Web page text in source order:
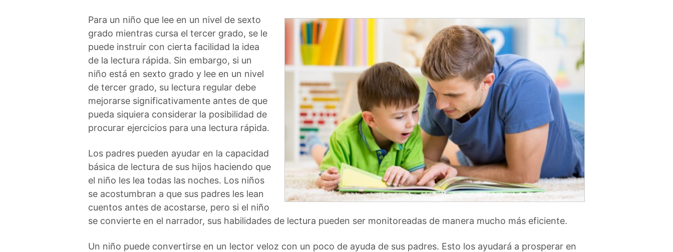
Para un niño que lee en un nivel de sexto
grado mientras cursa el tercer grado, se le
puede instruir con cierta facilidad la idea
de la lectura rápida. Sin embargo, si un
niño está en sexto grado y lee en un nivel
de tercer grado, su lectura regular debe
mejorarse significativamente antes de que
pueda siquiera considerar la posibilidad de
procurar ejercicios para una lectura rápida.
Los padres pueden ayudar en la capacidad
básica de lectura de sus hijos haciendo que
el niño les lea todas las noches. Los niños
se acostumbran a que sus padres les lean
cuentos antes de acostarse, pero si el niño
se convierte en el narrador, sus habilidades de lectura pueden ser monitoreadas de manera mucho más eficiente.
Un niño puede convertirse en un lector veloz con un poco de ayuda de sus padres. Esto los ayudará a prosperar en